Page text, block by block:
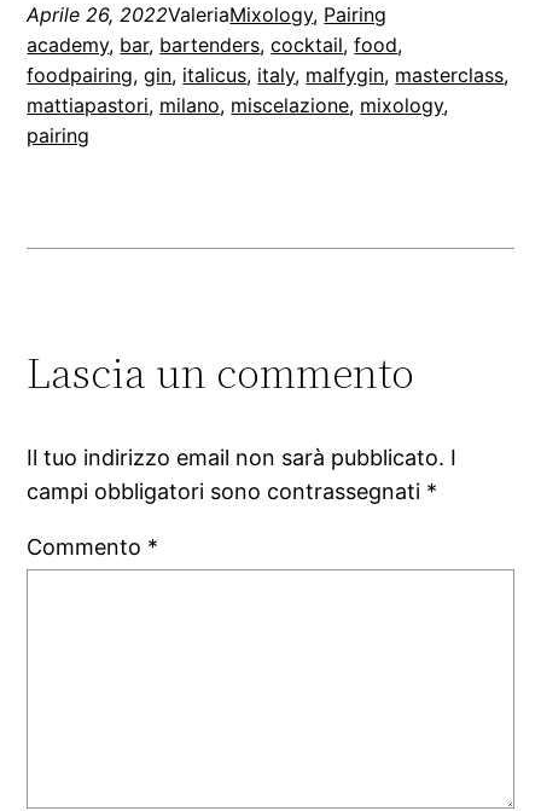
Aprile 26, 2022ValeriaMixology, Pairing
academy, bar, bartenders, cocktail, food
foodpairing, gin, italicus, italy, malfygin, masterclass
mattiapastori, milano, miscelazione, mixology
pairing
Lascia un commento
Il tuo indirizzo email non sarà pubblicato. I
campi obbligatori sono contrassegnati *
Commento *